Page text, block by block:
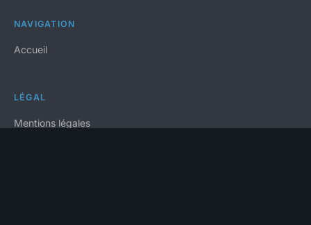
NAVIGATION
Accueil
LÉGAL
Mentions légales